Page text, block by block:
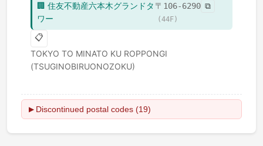
🏢 住友不動産六本木グランドタ
ワー
〒 106-6290 ⧉
(44F)
📋
TOKYO TO MINATO KU ROPPONGI
(TSUGINOBIRUONOZOKU)
▶ Discontinued postal codes (19)